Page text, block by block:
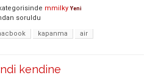
mmilky Yeni
soruldu
kapanma
air
kendine